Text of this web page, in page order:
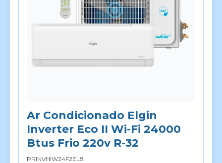
Ar Condicionado Elgin
Inverter Eco II Wi-Fi 24000
Btus Frio 220v R-32
PRINVHIW24F2EL8